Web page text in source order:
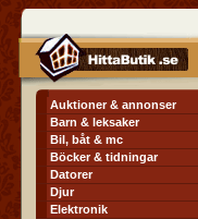
Auktioner & annonser
Barn & leksaker
Bil, båt & mc
Böcker & tidningar
Datorer
Djur
Elektronik